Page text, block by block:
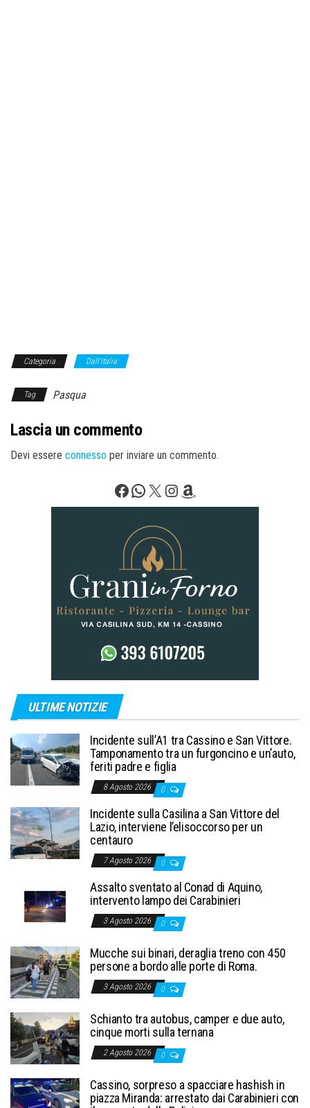
Categoria Dall'Italia
Tag Pasqua
Lascia un commento
Devi essere connesso per inviare un commento.
Facebook
WhatsApp
X Instagram
Amazon
ULTIME NOTIZIE
Incidente sull’A1 tra Cassino e San Vittore.
Tamponamento tra un furgoncino e un’auto,
feriti padre e figlia
8 Agosto 2026 0
Incidente sulla Casilina a San Vittore del
Lazio, interviene l’elisoccorso per un
centauro
7 Agosto 2026 0
Assalto sventato al Conad di Aquino,
intervento lampo dei Carabinieri
3 Agosto 2026 0
Mucche sui binari, deraglia treno con 450
persone a bordo alle porte di Roma.
3 Agosto 2026 0
Schianto tra autobus, camper e due auto,
cinque morti sulla ternana
2 Agosto 2026 0
Cassino, sorpreso a spacciare hashish in
piazza Miranda: arrestato dai Carabinieri con